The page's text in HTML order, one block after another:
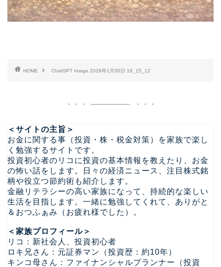
HOME ChatGPT Image 2026年1月30日 16_15_12
＜サイトの主旨＞
お金に関する事（投資・株・税金対策）を家族で楽し
く勉強するサイトです。
投資初心者のリコに投資の基本情報を教えたり、お金
の怖い話をします。日々の経済ニュース、注目株式銘
柄や役立つ節約術も紹介します。
金融リテラシーの高い家族になって、持続的な楽しい
生活を目指します。一緒に勉強してくれて、ありがと
＆おつふぁみ（お疲れ様でした）。
＜家族プロフィール＞
リコ：新社会人、投資初心者
ロキ兄さん：元証券マン（投資歴：約10年）
キンコ母さん：ファイナンシャルプランナー（投資